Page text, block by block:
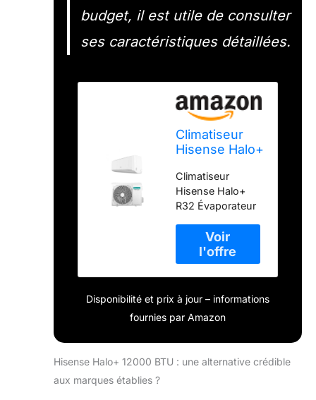
budget, il est utile de consulter
ses caractéristiques détaillées.
Climatiseur
Hisense Halo+
R32
CBMR120RG
ATMR120RW,
19 dB(A),
évaporateur
antibactérien,
filtre à
moisissure,
autonettoyant
écran LED,
Wi-Fi, A++A+
Climatiseur
Hisense Halo+
R32 Évaporateur
moisissure
Display Led Wifi
Classe
énergétique A++
A+
Disponibilité et prix à jour – informations
fournies par Amazon
Hisense Halo+ 12000 BTU : une alternative crédible
aux marques établies ?